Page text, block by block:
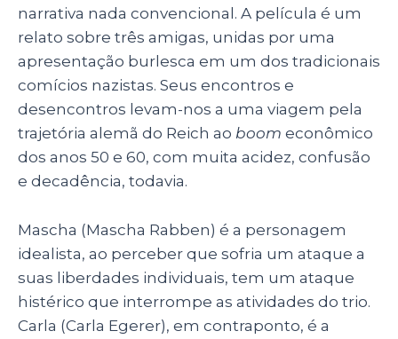
narrativa nada convencional. A película é um
relato sobre três amigas, unidas por uma
apresentação burlesca em um dos tradicionais
comícios nazistas. Seus encontros e
desencontros levam-nos a uma viagem pela
trajetória alemã do Reich ao boom econômico
dos anos 50 e 60, com muita acidez, confusão
e decadência, todavia.
Mascha (Mascha Rabben) é a personagem
idealista, ao perceber que sofria um ataque a
suas liberdades individuais, tem um ataque
histérico que interrompe as atividades do trio.
Carla (Carla Egerer), em contraponto, é a